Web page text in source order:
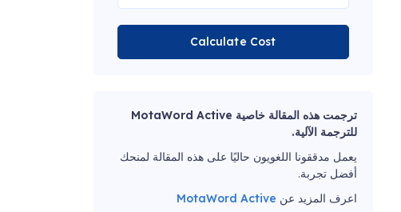
Calculate Cost
ترجمت هذه المقالة خاصية MotaWord Active
للترجمة الآلية.
يعمل مدققونا اللغويون حاليًا على هذه المقالة لمنحك
أفضل تجربة.
اعرف المزيد عن MotaWord Active